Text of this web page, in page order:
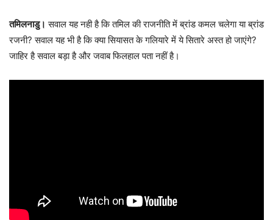
तमिलनाडु। सवाल यह नही है कि तमिल की राजनीति में ब्रांड कमल चलेगा या ब्रांड
रजनी? सवाल यह भी है कि क्या सियासत के गलियारे में ये सितारे अस्त हो जाएंगे?
जाहिर है सवाल बड़ा है और जवाब फिलहाल पता नहीं है।